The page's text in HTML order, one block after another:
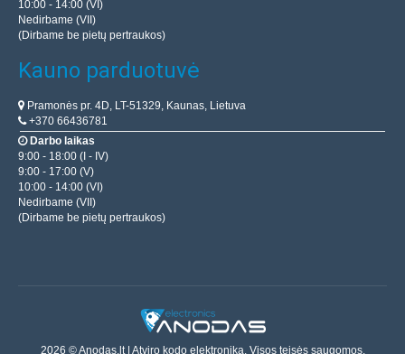
10:00 - 14:00 (VI)
Nedirbame (VII)
(Dirbame be pietų pertraukos)
Kauno parduotuvė
Pramonės pr. 4D, LT-51329, Kaunas, Lietuva
+370 66436781
Darbo laikas
9:00 - 18:00 (I - IV)
9:00 - 17:00 (V)
10:00 - 14:00 (VI)
Nedirbame (VII)
(Dirbame be pietų pertraukos)
2026 © Anodas.lt | Atviro kodo elektronika. Visos teisės saugomos.